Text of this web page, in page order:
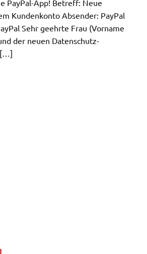
PayPal-App! Betreff: Neue
Kundenkonto Absender: PayPal
Sehr geehrte Frau (Vorname
der neuen Datenschutz-
[…]